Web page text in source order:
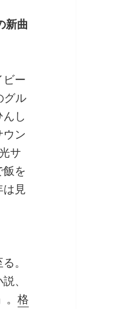
新曲
ー
グル
し
ウン
サ
を
見
。
、
。格